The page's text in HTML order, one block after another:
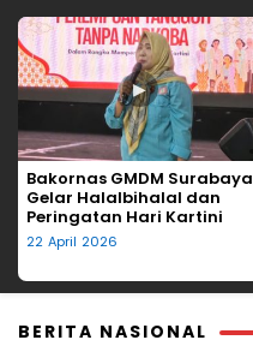
▶
Bakornas GMDM Surabaya
Gelar Halalbihalal dan
Peringatan Hari Kartini
22 April 2026
BERITA NASIONAL